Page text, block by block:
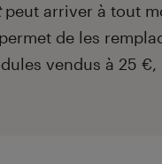
peut arriver à tout
de les
vendus à 25